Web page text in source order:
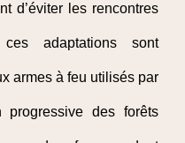
d’éviter les rencontres
adaptations sont
armes à feu utilisés par
progressive des forêts